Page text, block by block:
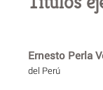
Ernesto Perla
del Perú